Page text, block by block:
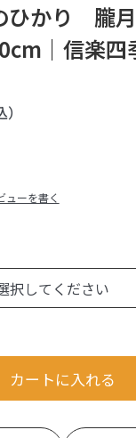
ひかり 朧
｜信楽四
ューを書く
カートに入れる